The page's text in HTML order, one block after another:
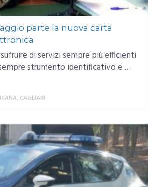
parte la nuova carta
di servizi sempre più efficienti
strumento identificativo e …
, CAGLIARI